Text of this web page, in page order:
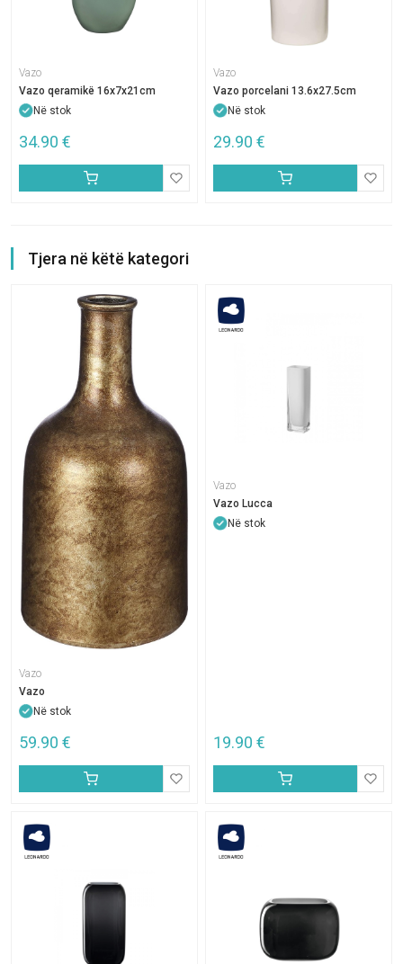
Vazo
Vazo qeramikë 16x7x21cm
Në stok
34.90 €
Vazo
Vazo porcelani 13.6x27.5cm
Në stok
29.90 €
Tjera në këtë kategori
Vazo
Vazo
Në stok
59.90 €
Vazo
Vazo Lucca
Në stok
19.90 €